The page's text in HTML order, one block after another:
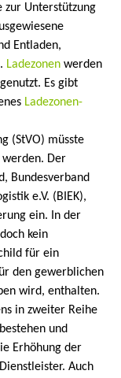
zur Unterstützung
Entladen,
Ladezonen werden
Es gibt
Ladezonen-
(StVO) müsste
Der
Bundesverband
e.V. (BIEK),
ein. In der
kein
für ein
den gewerblichen
wird, enthalten.
in zweiter Reihe
und
Erhöhung der
Auch